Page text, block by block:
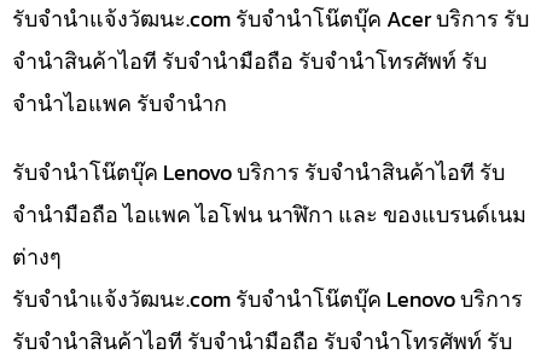
รับจํานําแจ้งวัฒนะ.com รับจำนำโน๊ตบุ๊ค Acer บริการ รับ
จำนำสินค้าไอที รับจำนำมือถือ รับจำนำโทรศัพท์ รับ
จำนำไอแพค รับจำนำก
รับจำนำโน๊ตบุ๊ค Lenovo บริการ รับจำนำสินค้าไอที รับ
จำนำมือถือ ไอแพค ไอโฟน นาฬิกา และ ของแบรนด์เนม
ต่างๆ
รับจํานําแจ้งวัฒนะ.com รับจำนำโน๊ตบุ๊ค Lenovo บริการ
รับจำนำสินค้าไอที รับจำนำมือถือ รับจำนำโทรศัพท์ รับ